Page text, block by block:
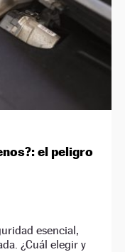
el peligro
esencial,
¿Cuál elegir y